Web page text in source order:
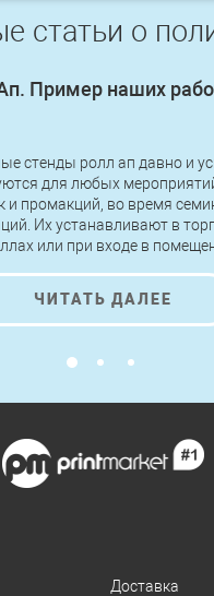
статьи о
Пример наших
стенды ролл ап давно и
для любых
и промакций, во время
Их устанавливают в
или при входе в
стенды roll up позволяют
переносить и
минуты без применения
ЧИТАТЬ ДАЛЕЕ
Доставка